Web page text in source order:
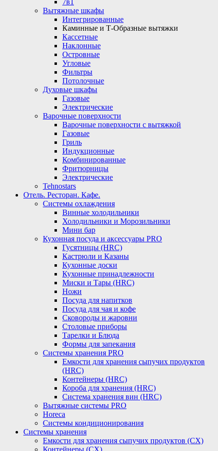
7в1
Вытяжные шкафы
Интегрированные
Каминные и Т-Образные вытяжки
Кассетные
Наклонные
Островные
Угловые
Фильтры
Потолочные
Духовые шкафы
Газовые
Электрические
Варочные поверхности
Варочные поверхности с вытяжкой
Газовые
Гриль
Индукционные
Комбинированные
Фритюрницы
Электрические
Tehnostars
Отель. Ресторан. Кафе.
Системы охлаждения
Винные холодильники
Холодильники и Морозильники
Мини бар
Кухонная посуда и аксессуары PRO
Гусятницы (HRC)
Кастрюли и Казаны
Кухонные доски
Кухонные принадлежности
Миски и Тары (HRC)
Ножи
Посуда для напитков
Посуда для чая и кофе
Сковороды и жаровни
Столовые приборы
Тарелки и Блюда
Формы для запекания
Системы хранения PRO
Емкости для хранения сыпучих продуктов
(HRC)
Контейнеры (HRC)
Короба для хранения (HRC)
Система хранения вин (HRC)
Вытяжные системы PRO
Horeca
Системы кондиционирования
Системы хранения
Емкости для хранения сыпучих продуктов (СХ)